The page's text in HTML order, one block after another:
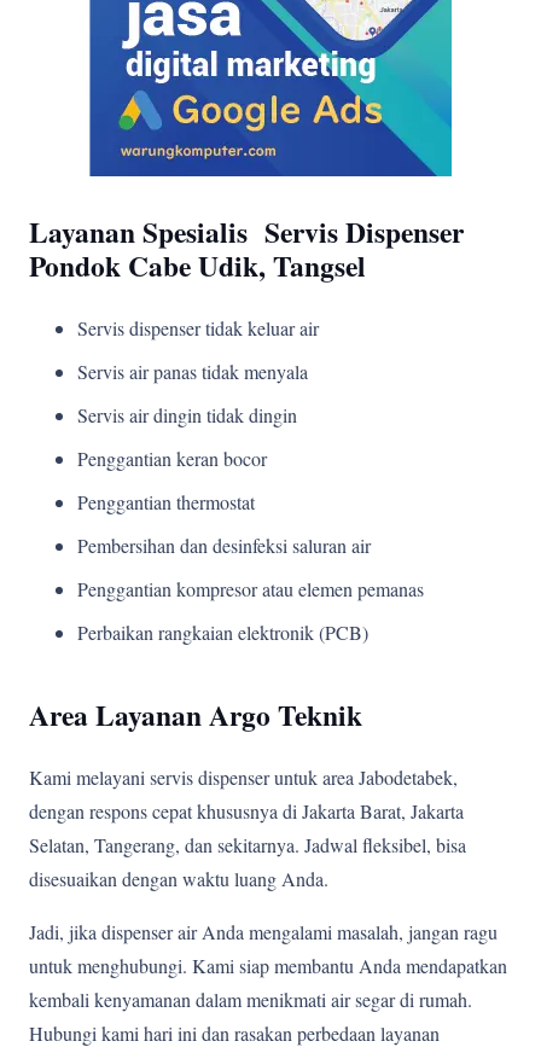
Layanan Spesialis Servis Dispenser
Pondok Cabe Udik, Tangsel
Servis dispenser tidak keluar air
Servis air panas tidak menyala
Servis air dingin tidak dingin
Penggantian keran bocor
Penggantian thermostat
Pembersihan dan desinfeksi saluran air
Penggantian kompresor atau elemen pemanas
Perbaikan rangkaian elektronik (PCB)
Area Layanan Argo Teknik
Kami melayani servis dispenser untuk area Jabodetabek,
dengan respons cepat khususnya di Jakarta Barat, Jakarta
Selatan, Tangerang, dan sekitarnya. Jadwal fleksibel, bisa
disesuaikan dengan waktu luang Anda.
Jadi, jika dispenser air Anda mengalami masalah, jangan ragu
untuk menghubungi. Kami siap membantu Anda mendapatkan
kembali kenyamanan dalam menikmati air segar di rumah.
Hubungi kami hari ini dan rasakan perbedaan layanan